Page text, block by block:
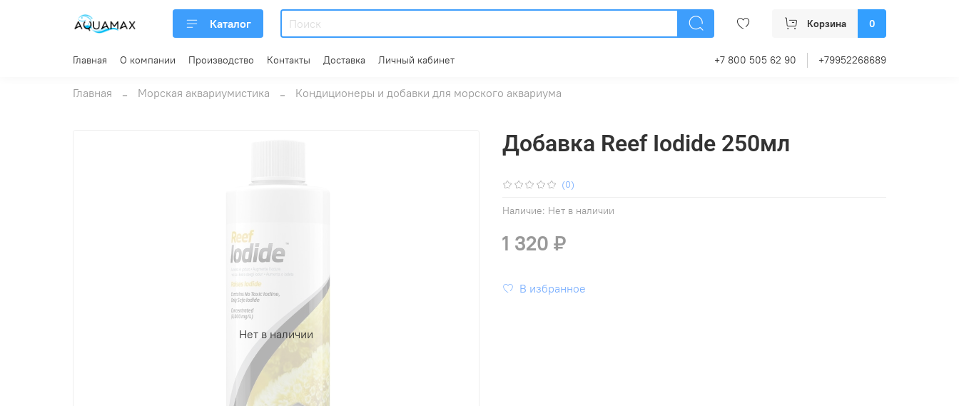
Каталог Корзина 0
Главная О компании Производство Контакты Доставка Личный кабинет +7 800 505 62 90 +79952268689
Главная Морская аквариумистика Кондиционеры и добавки для морского аквариума
Нет в наличии
(0)
Наличие: Нет в наличии
Добавка Reef Iodide 250мл
1 320 ₽
В избранное